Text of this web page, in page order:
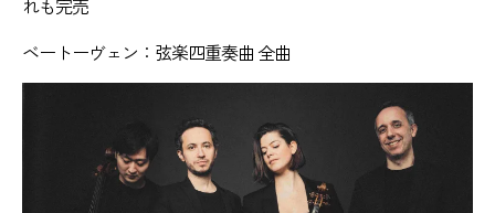
れも完売
ベートーヴェン：弦楽四重奏曲 全曲